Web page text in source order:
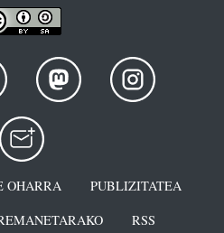
OHARRA
PUBLIZITATEA
RSS